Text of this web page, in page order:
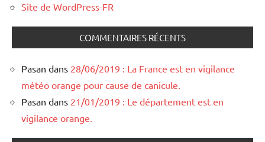
Site de WordPress-FR
COMMENTAIRES RÉCENTS
Pasan dans 28/06/2019 : La France est en vigilance
météo orange pour cause de canicule.
Pasan dans 21/01/2019 : Le département est en
vigilance orange.